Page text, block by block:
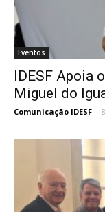
Eventos
IDESF Apoia
Miguel do
Comunicação IDESF -